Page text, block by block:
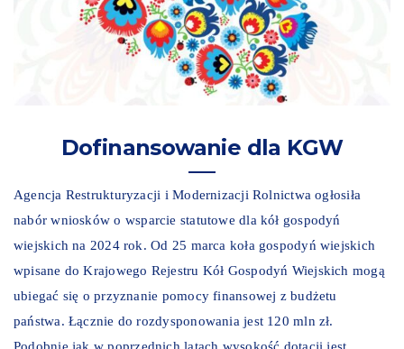
Dofinansowanie dla KGW
Agencja Restrukturyzacji i Modernizacji Rolnictwa ogłosiła
nabór wniosków o wsparcie statutowe dla kół gospodyń
wiejskich na 2024 rok. Od 25 marca koła gospodyń wiejskich
wpisane do Krajowego Rejestru Kół Gospodyń Wiejskich mogą
ubiegać się o przyznanie pomocy finansowej z budżetu
państwa. Łącznie do rozdysponowania jest 120 mln zł.